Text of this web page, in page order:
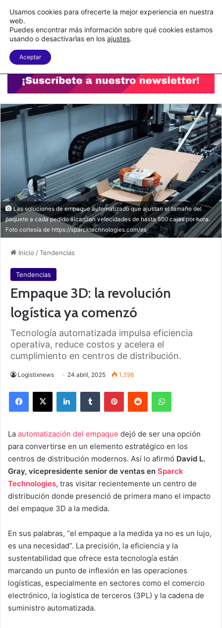
C&A México completa la implementación de su WMS en la nube
Menu
Las soluciones de empaque automatizado que ajustan el tamaño del
paquete a cada pedido alcanzan velocidades de hasta 500 cajas por hora.
Foto cortesía de https://sparcktechnologies.com/es
Inicio /Tendencias
Tendencias
Empaque 3D: la revolución
logística ya comenzó
Tecnología automatizada impulsa eficiencia
operativa, reduce costos y acelera el
cumplimiento en centros de distribución.
Logistixnews 24 abril, 2025 1,398
La automatización del empaque dejó de ser una opción
para convertirse en un elemento estratégico en los
centros de distribución modernos. Así lo afirmó David L.
Gray, vicepresidente senior de ventas en Sparck
Technologies, tras visitar recientemente un centro de
distribución donde presenció de primera mano el impacto
del empaque 3D a la medida.
En sus palabras, “el empaque a la medida ya no es un lujo,
es una necesidad”. La precisión, la eficiencia y la
sustentabilidad que ofrece esta tecnología están
marcando un punto de inflexión en las operaciones
logísticas, especialmente en sectores como el comercio
electrónico, la logística de terceros (3PL) y la cadena de
suministro automatizada.
Usamos cookies para ofrecerte la mejor experiencia en nuestra
web.
Puedes encontrar más información sobre qué cookies estamos
usando o desactivarlas en los ajustes.
Aceptar